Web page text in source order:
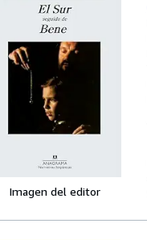
Imagen del editor